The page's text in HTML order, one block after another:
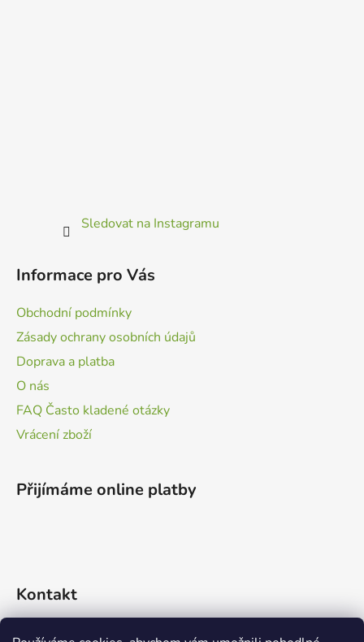
Sledovat na Instagramu
Informace pro Vás
Obchodní podmínky
Zásady ochrany osobních údajů
Doprava a platba
O nás
FAQ Často kladené otázky
Vrácení zboží
Přijímáme online platby
Kontakt
info @zvidalci.cz